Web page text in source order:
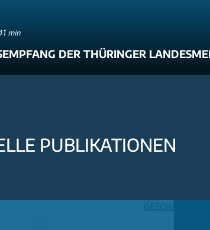
min
DER THÜRINGER
PUBLIKATIONEN